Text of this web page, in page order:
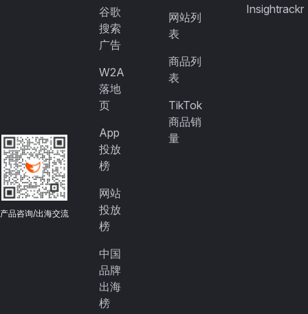
产品咨询/出海交流
谷歌
搜索
广告
W2A
落地
页
App
投放
榜
网站
投放
榜
中国
品牌
出海
榜
网站列
表
商品列
表
TikTok
商品销
量
Insightrackr